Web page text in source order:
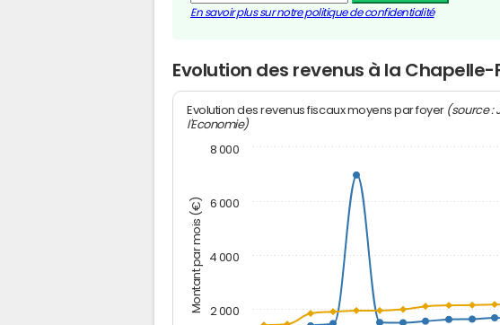
En savoir plus sur notre politique de confidentialité
Evolution des revenus à la Chapelle-
Montant par mois (€)
Evolution des revenus fiscaux moyens par foyer (source :
l'Economie)
2 000
4 000
6 000
8 000